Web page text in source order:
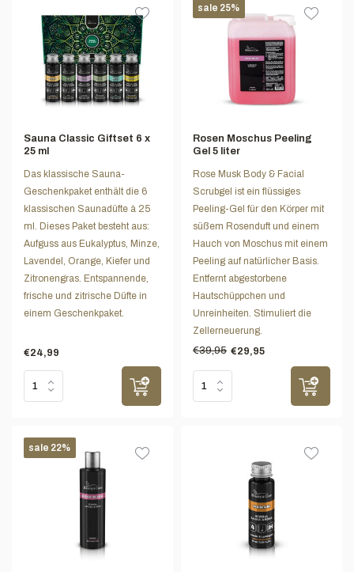
Sauna Classic Giftset 6 x
25 ml
Das klassische Sauna-
Geschenkpaket enthält die 6
klassischen Saunadüfte à 25
ml. Dieses Paket besteht aus:
Aufguss aus Eukalyptus, Minze,
Lavendel, Orange, Kiefer und
Zitronengras. Entspannende,
frische und zitrische Düfte in
einem Geschenkpaket.
€24,99
sale 25%
Rosen Moschus Peeling
Gel 5 liter
Rose Musk Body & Facial
Scrubgel ist ein flüssiges
Peeling-Gel für den Körper mit
süßem Rosenduft und einem
Hauch von Moschus mit einem
Peeling auf natürlicher Basis.
Entfernt abgestorbene
Hautschüppchen und
Unreinheiten. Stimuliert die
Zellerneuerung.
€39,95 €29,95
sale 22%